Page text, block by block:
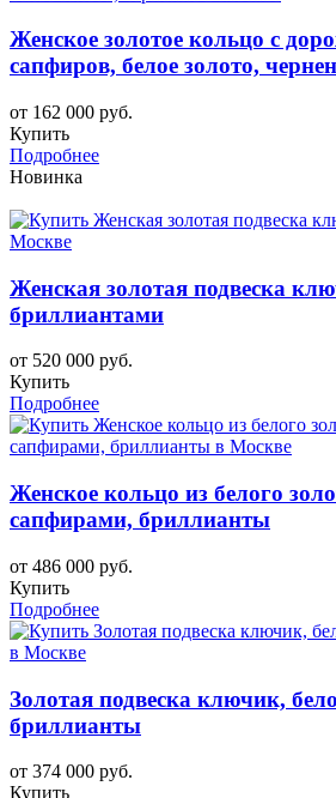
Женское золотое кольцо с
сапфиров, белое золото,
от 162 000 руб.
Купить
Подробнее
Новинка
Женская золотая подвеска
бриллиантами
от 520 000 руб.
Купить
Подробнее
Женское кольцо из белого
сапфирами, бриллианты
от 486 000 руб.
Купить
Подробнее
Золотая подвеска ключик,
бриллианты
от 374 000 руб.
Купить